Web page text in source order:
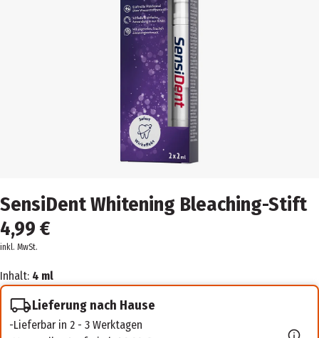
SensiDent Whitening Bleaching-Stift
4,99 €
inkl. MwSt.
Inhalt: 4 ml
Lieferung nach Hause
Lieferbar in 2 - 3 Werktagen